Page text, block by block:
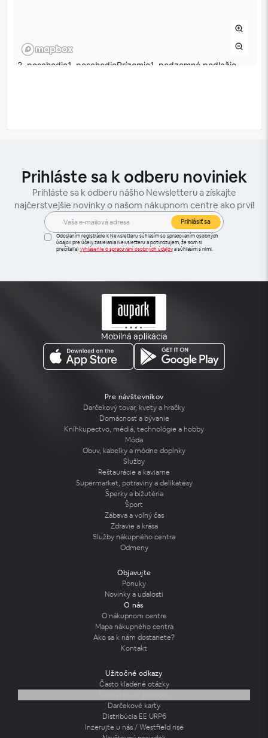
Prihláste sa k odberu noviniek
Prihláste sa k odberu nášho Newsletteru a získajte
najčerstvejšie novinky o našom nákupnom centre ako prví!
Prihlásiť sa
Odoslaním registrácie k Newsletteru súhlasím so spracovaním osobných
údajov pre účely zasielania Newsletteru a potvrdzujem, že som si
prečítal(a) vyhlásenie o spracúvaní osobných údajova súhlasím s nimi.
Mobilná aplikácia
Pre návštevníkov
Darčekový tovar, kvety a hračky
Domácnosť a bývanie
Kníhkupectvo, médiá, technológie a hobby
Móda
Obuv, kabelky a módne doplnky
Služby
Reštaurácie a kaviarne
Supermarket, potraviny a delikatesy
Šperky a bižutéria
Šport
Zábava a voľný čas
Zdravie a krása
Služby nákupného centra
Odmeny
Objavujte
Ponuky
Novinky a udalosti
O nás
O nákupnom centre
Mapa nákupného centra
Ako sa k nám dostanete?
Kontakt
Užitočné odkazy
Často kladené otázky
Darčekové karty
Distribúcia EE URP6
Inzerujte u nás / Westfield rise